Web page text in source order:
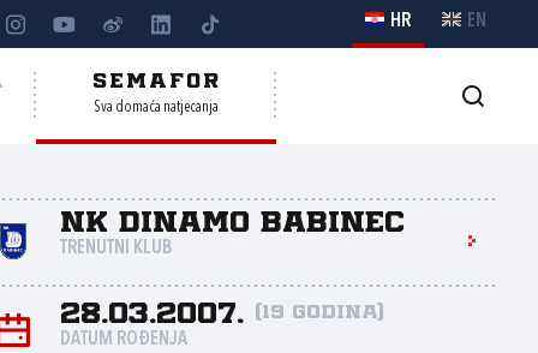
HR EN
SEMAFOR
Sva domaća natjecanja
NK Dinamo Babinec
TRENUTNI KLUB
28.03.2007. (19 godina)
DATUM ROĐENJA